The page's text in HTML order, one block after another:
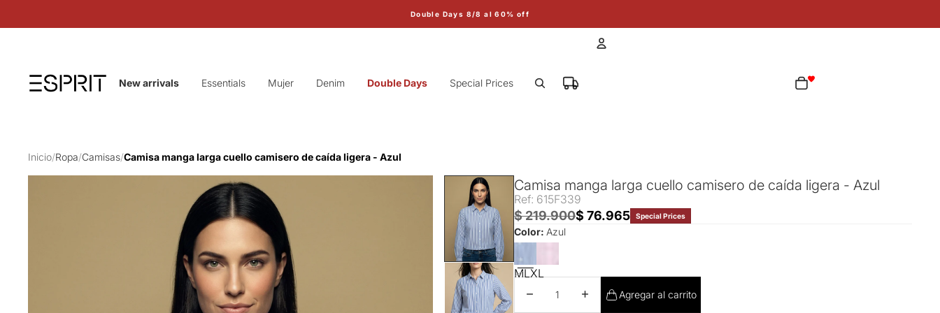
Double Days 8/8 al 60% off
New arrivals Essentials Mujer Denim Double Days Special Prices
Total de artículos en el carrito: 0
Inicio/Ropa/Camisas/Camisa manga larga cuello camisero de caída ligera - Azul
Camisa manga larga cuello camisero de caída ligera - Azul
Ref: 615F339
$ 219.900$ 76.965 Special Prices
Color: Azul
MLXL
Disminuir cantidadAumentar cantidad
Agregar al carrito